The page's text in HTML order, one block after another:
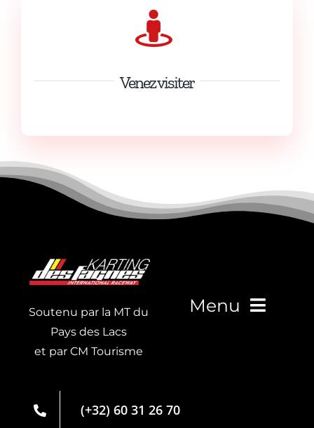
Venez visiter
Soutenu par la MT du
Pays des Lacs
et par CM Tourisme
Menu
(+32) 60 31 26 70